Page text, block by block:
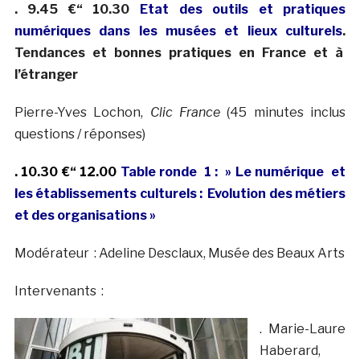
. 9.45 €“ 10.30 Etat des outils et pratiques
numériques dans les musées et lieux culturels.
Tendances et bonnes pratiques en France et à
l’étranger
Pierre-Yves Lochon, Clic France (45 minutes inclus
questions / réponses)
. 10.30 €“ 12.00 Table ronde 1 : » Le numérique et
les établissements culturels : Evolution des métiers
et des organisations »
Modérateur : Adeline Desclaux, Musée des Beaux Arts
Intervenants :
. Marie-Laure
Haberard,